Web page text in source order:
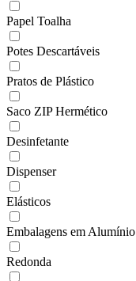
Papel Toalha
Potes Descartáveis
Pratos de Plástico
Saco ZIP Hermético
Desinfetante
Dispenser
Elásticos
Embalagens em Alumínio
Redonda